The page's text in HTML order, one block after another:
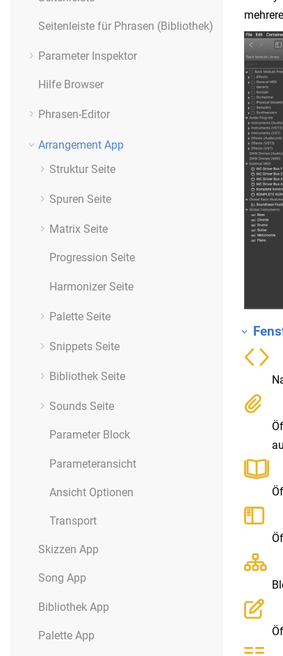
Seitenleiste für Phrasen (Bibliothek)
Parameter Inspektor
Hilfe Browser
Phrasen-Editor
Arrangement App
Struktur Seite
Spuren Seite
Matrix Seite
Progression Seite
Harmonizer Seite
Palette Seite
Snippets Seite
Bibliothek Seite
Sounds Seite
Parameter Block
Parameteransicht
Ansicht Optionen
Transport
Skizzen App
Song App
Bibliothek App
Palette App